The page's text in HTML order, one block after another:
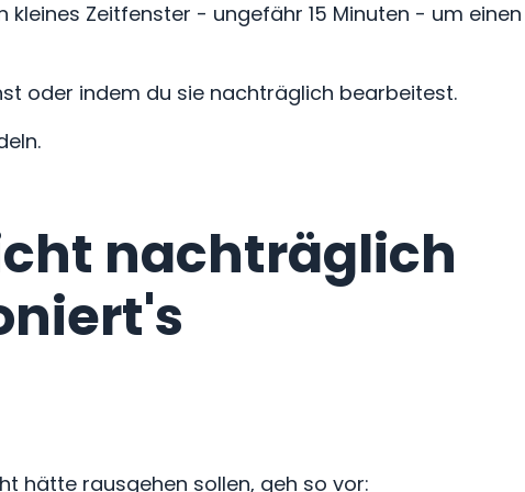
Zeitfenster - ungefähr 15 Minuten - um einen
oder indem du sie nachträglich bearbeitest.
nachträglich
hätte rausgehen sollen, geh so vor: